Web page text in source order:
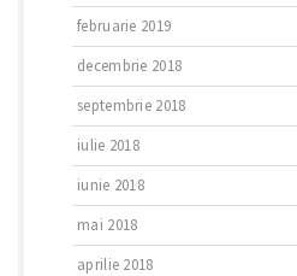
februarie 2019
decembrie 2018
septembrie 2018
iulie 2018
iunie 2018
mai 2018
aprilie 2018